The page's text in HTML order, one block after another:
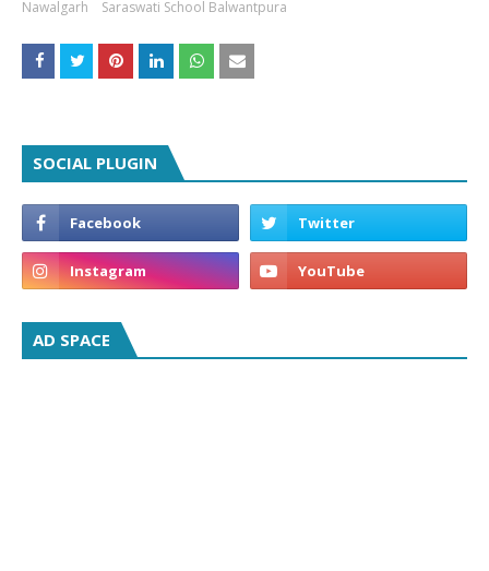
Nawalgarh Saraswati School Balwantpura
SOCIAL PLUGIN
AD SPACE